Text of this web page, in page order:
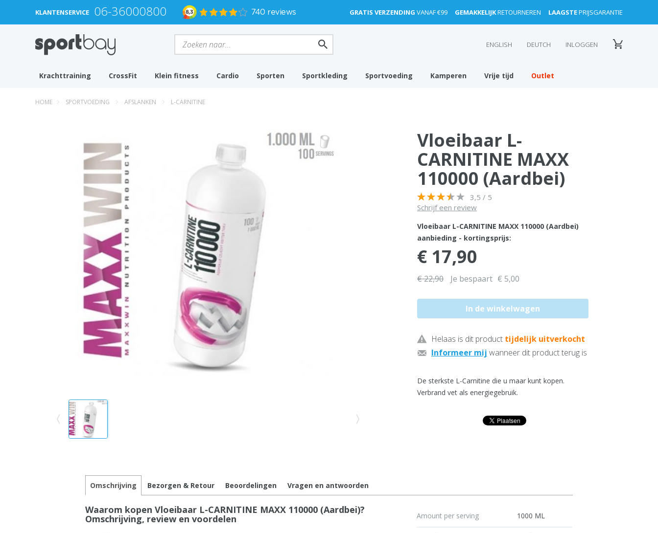
KLANTENSERVICE 06-36000800 GRATIS VERZENDING VANAF €99 GEMAKKELIJKRETOURNEREN LAAGSTEPRIJSGARANTIE
ENGLISH DEUTCH INLOGGEN
Krachttraining CrossFit Klein fitness Cardio Sporten Sportkleding Sportvoeding Kamperen Vrije tijd Outlet
HOME SPORTVOEDING AFSLANKEN L-CARNITINE
Vloeibaar L-
CARNITINE MAXX
110000 (Aardbei)
3,5 / 5
Schrijf een review
Vloeibaar L-CARNITINE MAXX 110000 (Aardbei)
aanbieding - kortingsprijs:
€ 17,90
€ 22,90 Je bespaart € 5,00
Helaas is dit product tijdelijk uitverkocht
Informeer mij wanneer dit product terug is
De sterkste L-Carnitine die u maar kunt kopen.
Verbrand vet als energiegebruik.
Omschrijving Bezorgen & Retour Beoordelingen Vragen en antwoorden
Waarom kopen Vloeibaar L-CARNITINE MAXX 110000 (Aardbei)?
Omschrijving, review en voordelen Amount per serving 1000 ML